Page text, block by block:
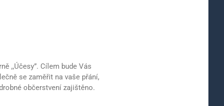
,,Účesy”. Cílem bude Vás
se zaměřit na vaše přání,
občerstvení zajištěno.